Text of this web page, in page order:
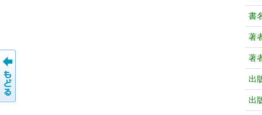
書
著
著
出
出